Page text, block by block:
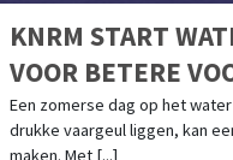
KNRM START
VOOR BETERE
WATER OP!
Een zomerse dag op het
drukke vaargeul liggen, kan
maken. Met [...]